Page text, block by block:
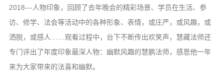
2018---人物印象，回顾了去年晚会的精彩场景、学员在生活、参
访、修学、法会等活动中的各种形象、表情，或庄严，或风趣，或
洒脱，或感人……观看过程中，台下不断传出欢笑声，慧藏法师还
专门评出了年度印象最深人物：幽默风趣的慧鹏法师，感恩他一年
来为大家带来的法喜和幽默。